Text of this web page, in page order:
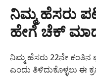
ನಿಮ್ಮ ಹೆಸರು
ಹೇಗೆ ಚೆಕ್
ನಿಮ್ಮ ಹೆಸರು 22ನೇ
ಎಂದು ತಿಳಿದುಕೊಳ್ಳಲು ಈ